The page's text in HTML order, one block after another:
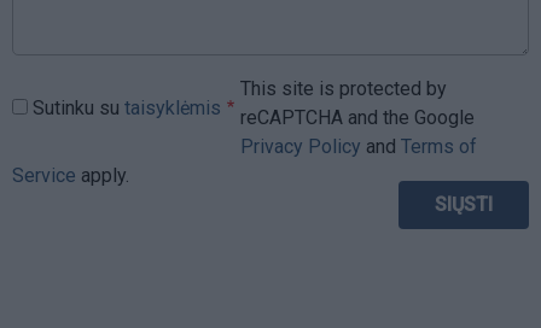
Sutinku su taisyklėmis
This site is protected by
reCAPTCHA and the Google
Privacy Policy and Terms of
Service apply.